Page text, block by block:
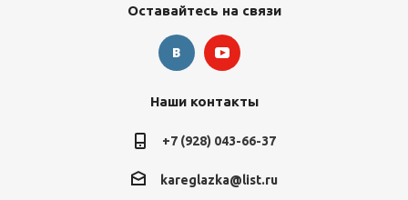
Оставайтесь на связи
Наши контакты
+7 (928) 043-66-37
kareglazka@list.ru